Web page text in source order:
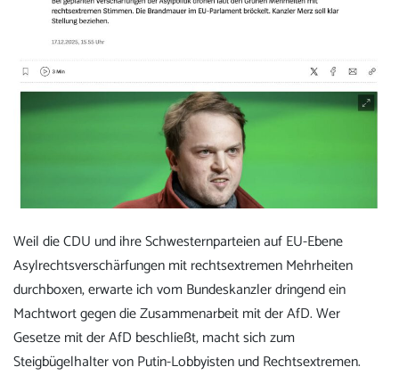
Weil die CDU und ihre Schwesternparteien auf EU-Ebene
Asylrechtsverschärfungen mit rechtsextremen Mehrheiten
durchboxen, erwarte ich vom Bundeskanzler dringend ein
Machtwort gegen die Zusammenarbeit mit der AfD. Wer
Gesetze mit der AfD beschließt, macht sich zum
Steigbügelhalter von Putin-Lobbyisten und Rechtsextremen.